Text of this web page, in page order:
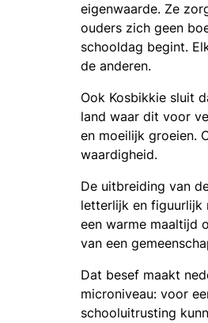
eigenwaarde. Ze
ouders zich geen
schooldag begint.
de anderen.
Ook Kosbikkie sluit
land waar dit voor
en moeilijk groeien.
waardigheid.
De uitbreiding van
letterlijk en figuurlijk
een warme maaltijd
van een
Dat besef maakt
microniveau: voor
schooluitrusting